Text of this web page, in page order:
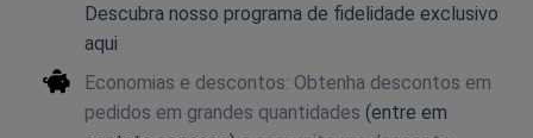
Descubra nosso programa de fidelidade exclusivo
aqui
Economias e descontos: Obtenha descontos em
pedidos em grandes quantidades (entre em